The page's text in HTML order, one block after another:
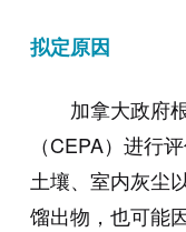
拟定原因
加拿大政府
（CEPA）进行
土壤、室内灰尘
馏出物，也可能